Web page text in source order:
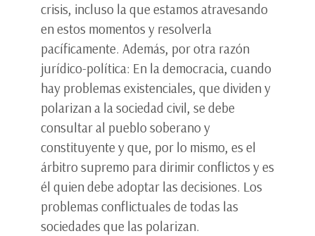
crisis, incluso la que estamos atravesando
en estos momentos y resolverla
pacíficamente. Además, por otra razón
jurídico-política: En la democracia, cuando
hay problemas existenciales, que dividen y
polarizan a la sociedad civil, se debe
consultar al pueblo soberano y
constituyente y que, por lo mismo, es el
árbitro supremo para dirimir conflictos y es
él quien debe adoptar las decisiones. Los
problemas conflictuales de todas las
sociedades que las polarizan.